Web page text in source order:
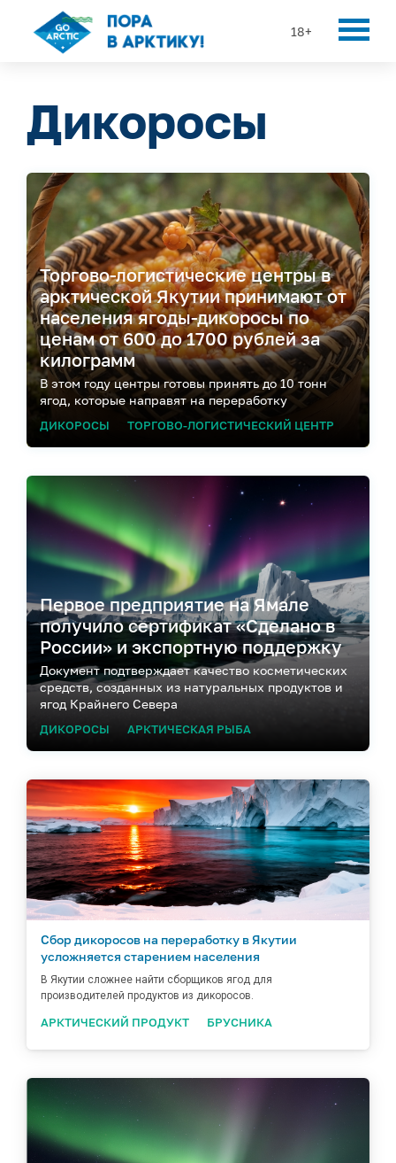
18+
Дикоросы
Торгово-логистические центры в
арктической Якутии принимают от
населения ягоды-дикоросы по
ценам от 600 до 1700 рублей за
килограмм
В этом году центры готовы принять до 10 тонн
ягод, которые направят на переработку
ДИКОРОСЫ ТОРГОВО-ЛОГИСТИЧЕСКИЙ ЦЕНТР
Первое предприятие на Ямале
получило сертификат «Сделано в
России» и экспортную поддержку
Документ подтверждает качество косметических
средств, созданных из натуральных продуктов и
ягод Крайнего Севера
ДИКОРОСЫ АРКТИЧЕСКАЯ РЫБА
Сбор дикоросов на переработку в Якутии
усложняется старением населения
В Якутии сложнее найти сборщиков ягод для
производителей продуктов из дикоросов.
АРКТИЧЕСКИЙ ПРОДУКТ БРУСНИКА